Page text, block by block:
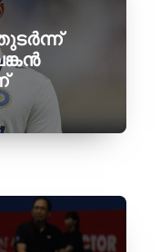
തുടർന്ന്